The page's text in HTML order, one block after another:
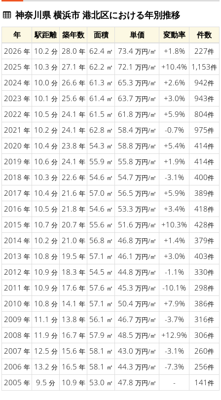
神奈川県 横浜市 港北区における年別推移
年 駅距離 築年数 面積 単価 変動率
件数
2026 年 10.2 分 28.0 年 62.4 ㎡ 73.4 万円/㎡ +1.8% 227件
2025 年 10.3 分 27.1 年 62.2 ㎡ 72.1 万円/㎡ +10.4% 1,153件
2024 年 10.0 分 26.6 年 61.3 ㎡ 65.3 万円/㎡ +2.6% 942件
2023 年 10.1 分 25.6 年 61.4 ㎡ 63.7 万円/㎡ +3.0% 943件
2022 年 10.5 分 24.1 年 61.5 ㎡ 61.8 万円/㎡ +5.9% 804件
2021 年 10.2 分 24.1 年 62.8 ㎡ 58.4 万円/㎡ -0.7% 975件
2020 年 10.4 分 23.8 年 54.3 ㎡ 58.8 万円/㎡ +5.4% 414件
2019 年 10.6 分 24.1 年 55.9 ㎡ 55.8 万円/㎡ +1.9% 414件
2018 年 10.3 分 22.6 年 54.6 ㎡ 54.7 万円/㎡ -3.1% 400件
2017 年 10.4 分 21.6 年 57.0 ㎡ 56.5 万円/㎡ +5.9% 389件
2016 年 10.5 分 21.8 年 54.6 ㎡ 53.3 万円/㎡ +3.4% 418件
2015 年 10.7 分 20.7 年 55.6 ㎡ 51.6 万円/㎡ +10.3% 428件
2014 年 10.2 分 21.0 年 56.8 ㎡ 46.8 万円/㎡ +1.4% 379件
2013 年 10.8 分 19.5 年 57.1 ㎡ 46.1 万円/㎡ +3.0% 403件
2012 年 10.9 分 18.3 年 54.5 ㎡ 44.8 万円/㎡ -1.1% 330件
2011 年 10.9 分 17.6 年 57.6 ㎡ 45.3 万円/㎡ -10.1% 298件
2010 年 10.8 分 14.1 年 57.1 ㎡ 50.4 万円/㎡ +7.9% 386件
2009 年 11.1 分 13.8 年 56.1 ㎡ 46.7 万円/㎡ -3.7% 316件
2008 年 11.9 分 16.7 年 57.9 ㎡ 48.5 万円/㎡ +12.9% 306件
2007 年 12.5 分 15.6 年 58.1 ㎡ 43.0 万円/㎡ -3.1% 260件
2006 年 13.2 分 16.5 年 58.1 ㎡ 44.3 万円/㎡ -7.3% 256件
2005 年 9.5 分 10.9 年 53.0 ㎡ 47.8 万円/㎡ - 141 件